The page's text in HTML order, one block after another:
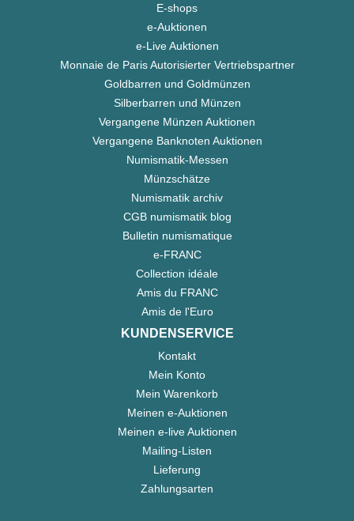
E-shops
e-Auktionen
e-Live Auktionen
Monnaie de Paris Autorisierter Vertriebspartner
Goldbarren und Goldmünzen
Silberbarren und Münzen
Vergangene Münzen Auktionen
Vergangene Banknoten Auktionen
Numismatik-Messen
Münzschätze
Numismatik archiv
CGB numismatik blog
Bulletin numismatique
e-FRANC
Collection idéale
Amis du FRANC
Amis de l'Euro
KUNDENSERVICE
Kontakt
Mein Konto
Mein Warenkorb
Meinen e-Auktionen
Meinen e-live Auktionen
Mailing-Listen
Lieferung
Zahlungsarten